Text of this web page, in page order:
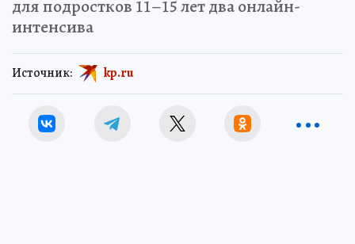
для подростков 11–15 лет два онлайн-
интенсива
Источник: kp.ru